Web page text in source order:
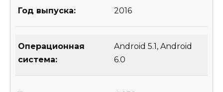
Год выпуска: 2016
Операционная
система:
Android 5.1, Android
6.0